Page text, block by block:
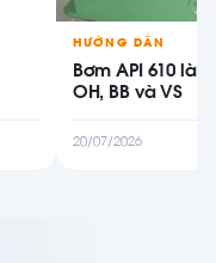
HƯỚNG DẪN
Bơm API 610 là
OH, BB và VS
20/07/2026